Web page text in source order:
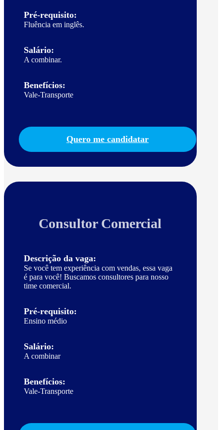
Pré-requisito:
Fluência em inglês.
Salário:
A combinar.
Benefícios:
Vale-Transporte
Quero me candidatar
Consultor Comercial
Descrição da vaga:
Se você tem experiência com vendas, essa vaga
é para você! Buscamos consultores para nosso
time comercial.
Pré-requisito:
Ensino médio
Salário:
A combinar
Benefícios:
Vale-Transporte